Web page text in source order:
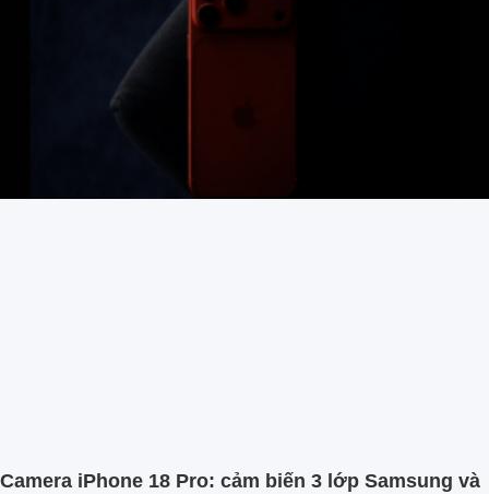
Camera iPhone 18 Pro: cảm biến 3 lớp Samsung và